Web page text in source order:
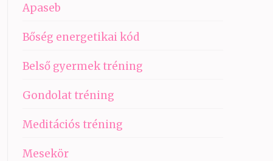
Apaseb
Bőség energetikai kód
Belső gyermek tréning
Gondolat tréning
Meditációs tréning
Mesekör